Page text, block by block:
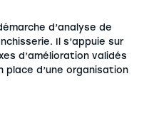
d’analyse de
Il s’appuie sur
d’amélioration validés
place d’une organisation